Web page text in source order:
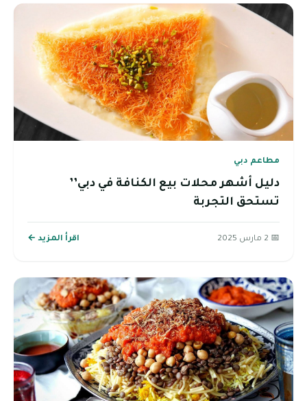
مطاعم دبي
دليل أشهر محلات بيع الكنافة في دبي’’
تستحق التجربة
📅 2 مارس 2025 اقرأ المزيد ←